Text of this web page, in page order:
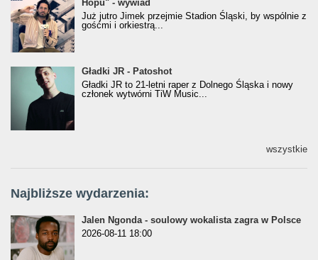
Hopu" - wywiad
Już jutro Jimek przejmie Stadion Śląski, by wspólnie z
gośćmi i orkiestrą...
Gładki JR - Patoshot
Gładki JR - Patoshot
Gładki JR to 21-letni raper z Dolnego Śląska i nowy
członek wytwórni TiW Music...
wszystkie
Najbliższe wydarzenia:
Jalen Ngonda - soulowy wokalista zagra w Polsce
2026-08-11 18:00